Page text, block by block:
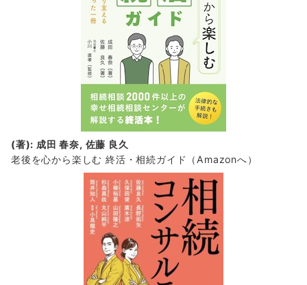
(著): 成田 春奈, 佐藤 良久
老後を心から楽しむ 終活・相続ガイド
（Amazonへ）